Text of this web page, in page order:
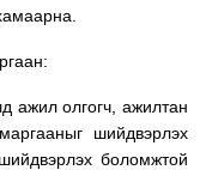
ажил олгогч, ажилтан
шийдвэрлэх
боломжтой